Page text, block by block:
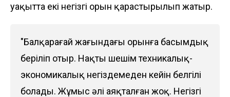
уақытта екі негізгі орын қарастырылып жатыр.
"Балқарағай жағындағы орынға басымдық
беріліп отыр. Нақты шешім техникалық-
экономикалық негіздемеден кейін белгілі
болады. Жұмыс әлі аяқталған жоқ. Негізгі